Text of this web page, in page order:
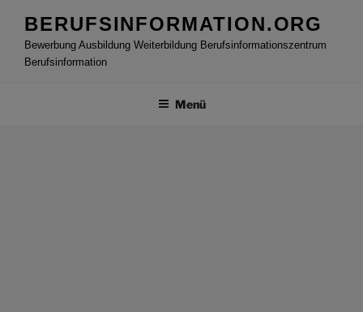
Inhalt
springen
BERUFSINFORMATION.ORG
Bewerbung Ausbildung Weiterbildung Berufsinformationszentrum
Berufsinformation
Menü